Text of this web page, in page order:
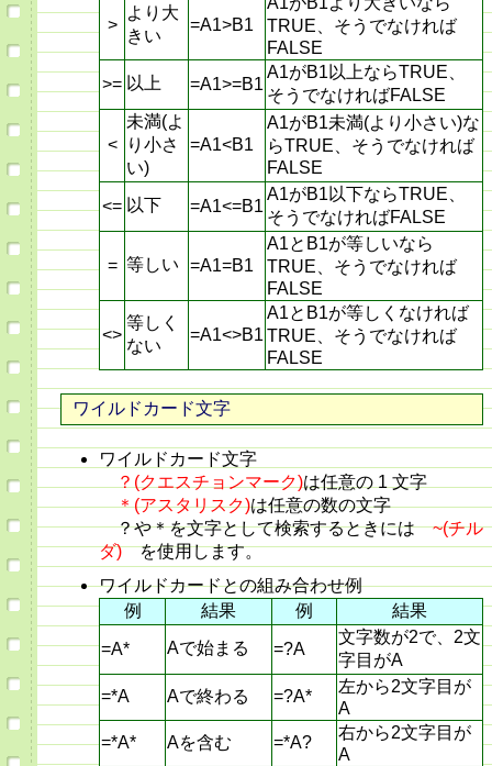
>
より大
きい
=A1>B1
TRUE、そうでなければ
FALSE
>= 以上 =A1>=B1
A1がB1以上ならTRUE、
そうでなければFALSE
<
未満(よ
り小さ
い)
=A1<B1
A1がB1未満(より小さい)な
らTRUE、そうでなければ
FALSE
<= 以下 =A1<=B1
A1がB1以下ならTRUE、
そうでなければFALSE
= 等しい =A1=B1
A1とB1が等しいなら
TRUE、そうでなければ
FALSE
<>
等しく
ない
=A1<>B1
A1とB1が等しくなければ
TRUE、そうでなければ
FALSE
ワイルドカード文字
ワイルドカード文字
？(クエスチョンマーク)は任意の 1 文字
＊(アスタリスク)は任意の数の文字
？や＊を文字として検索するときには~(チル
ダ)を使用します。
ワイルドカードとの組み合わせ例
例
結果 例 結果
=A* Aで始まる =?A
文字数が2で、2文
字目がA
=*A
Aで終わる =?A*
左から2文字目が
A
=*A*
Aを含む =*A?
右から2文字目が
A